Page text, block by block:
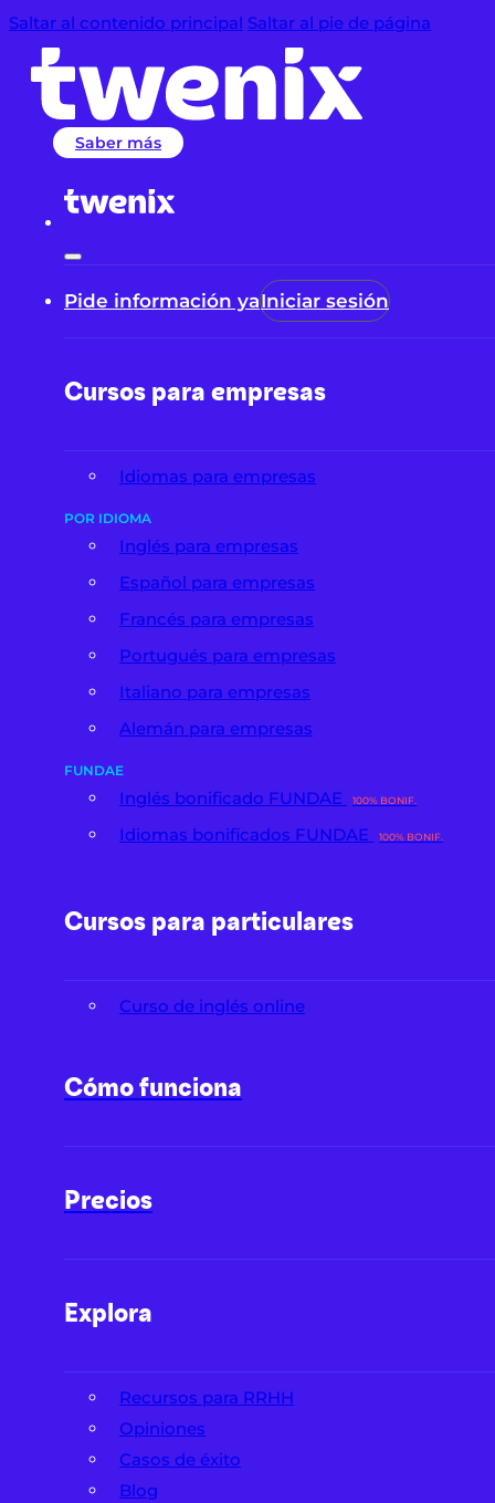
Saltar al contenido principal Saltar al pie de página
Saber más
Pide información yaIniciar sesión
Cursos para empresas
Idiomas para empresas
POR IDIOMA
Inglés para empresas
Español para empresas
Francés para empresas
Portugués para empresas
Italiano para empresas
Alemán para empresas
FUNDAE
Inglés bonificado FUNDAE 100% BONIF.
Idiomas bonificados FUNDAE 100% BONIF.
Cursos para particulares
Curso de inglés online
Cómo funciona
Precios
Explora
Recursos para RRHH
Opiniones
Casos de éxito
Blog